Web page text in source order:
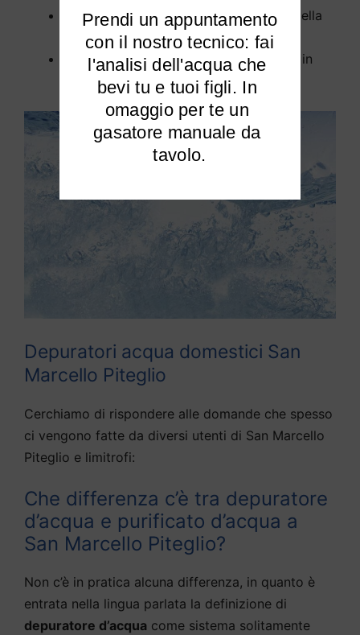
Rimuove tutti gli inquinanti dall’acqua della
tua casa a San Marcello Piteglio;
Elimina cloro e calcare dalla tua acqua in
modo efficiente.
Depuratori acqua domestici San
Marcello Piteglio
Cerchiamo di rispondere alle domande che spesso
ci vengono fatte da diversi utenti di San Marcello
Piteglio e limitrofi:
Che differenza c’è tra depuratore
d’acqua e purificato d’acqua a
San Marcello Piteglio?
Non c’è in pratica alcuna differenza, in quanto è
entrata nella lingua parlata la definizione di
depuratore d’acqua come sistema solitamente
Prendi un appuntamento
l'analisi dell'acqua che
bevi tu e tuoi figli. In
omaggio per te un
gasatore manuale da
tavolo.